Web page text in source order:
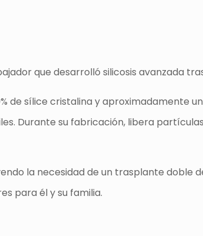
que desarrolló silicosis avanzada
de sílice cristalina y aproximadamente
Durante su fabricación, libera
la necesidad de un trasplante doble
para él y su familia.